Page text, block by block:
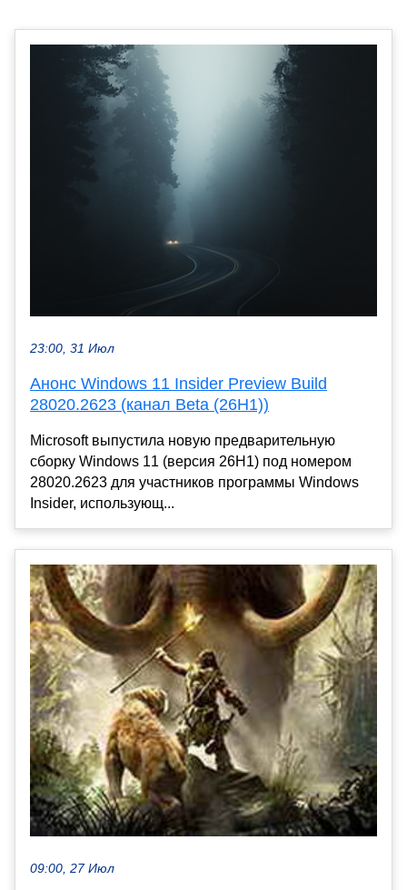
23:00, 31 Июл
Анонс Windows 11 Insider Preview Build
28020.2623 (канал Beta (26H1))
Microsoft выпустила новую предварительную
сборку Windows 11 (версия 26H1) под номером
28020.2623 для участников программы Windows
Insider, использующ...
09:00, 27 Июл